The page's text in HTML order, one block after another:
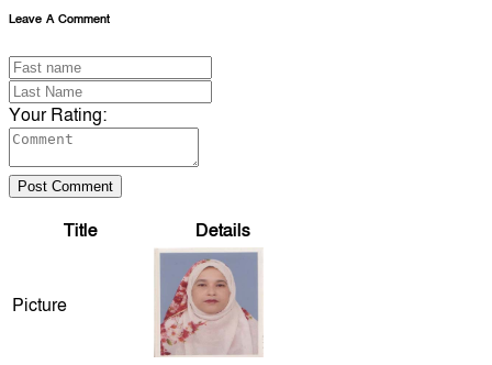
Leave A Comment
Your Rating:
Post Comment
Title Details
Picture